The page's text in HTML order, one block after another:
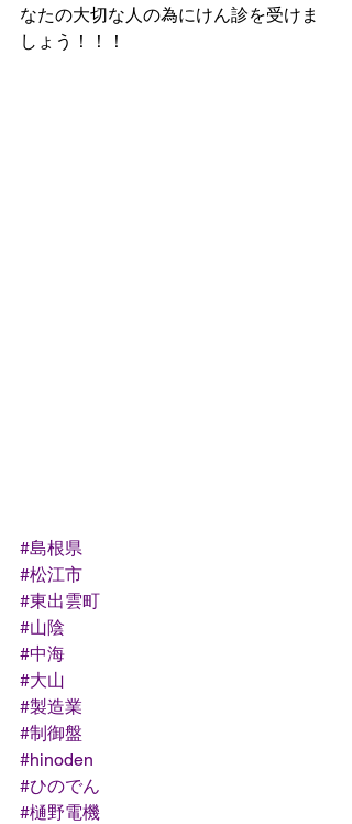
なたの大切な人の為にけん診を受けま
しょう！！！
#島根県
#松江市
#東出雲町
#山陰
#中海
#大山
#製造業
#制御盤
#hinoden
#ひのでん
#樋野電機